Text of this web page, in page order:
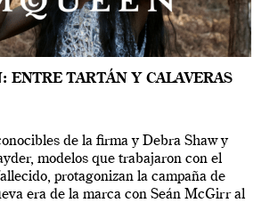
ENTRE TARTÁN Y CALAVERAS
de la firma y Debra Shaw y
modelos que trabajaron con el
protagonizan la campaña de
era de la marca con Seán McGirr al